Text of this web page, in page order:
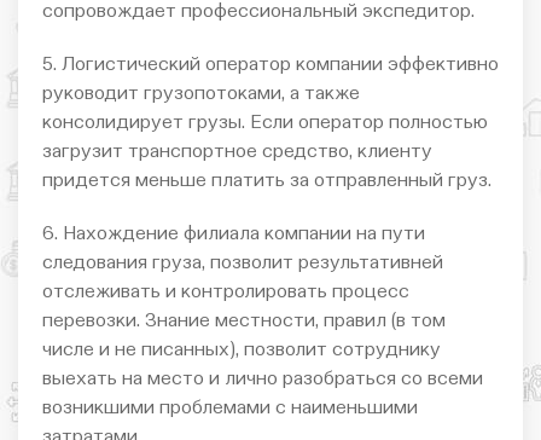
сопровождает профессиональный экспедитор.
5. Логистический оператор компании эффективно
руководит грузопотоками, а также
консолидирует грузы. Если оператор полностью
загрузит транспортное средство, клиенту
придется меньше платить за отправленный груз.
6. Нахождение филиала компании на пути
следования груза, позволит результативней
отслеживать и контролировать процесс
перевозки. Знание местности, правил (в том
числе и не писанных), позволит сотруднику
выехать на место и лично разобраться со всеми
возникшими проблемами с наименьшими